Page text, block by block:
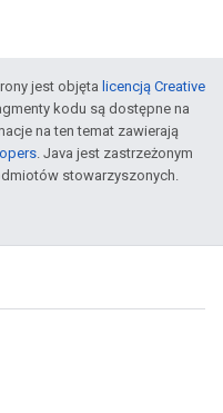
jest objęta licencją Creative
kodu są dostępne na
na ten temat zawierają
. Java jest zastrzeżonym
stowarzyszonych.